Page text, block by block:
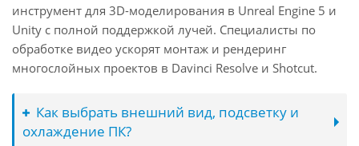
инструмент для 3D-моделирования в Unreal Engine 5 и
Unity с полной поддержкой лучей. Специалисты по
обработке видео ускорят монтаж и рендеринг
многослойных проектов в Davinci Resolve и Shotcut.
Как выбрать внешний вид, подсветку и
охлаждение ПК?